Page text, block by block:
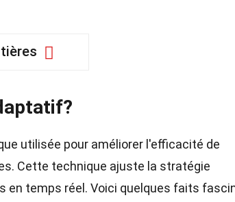
utilisée pour améliorer l'efficacité de
Cette technique ajuste la stratégie
en temps réel. Voici quelques faits